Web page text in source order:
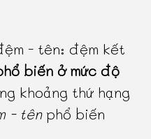
- tên: đệm kết
biến ở mức độ
khoảng thứ hạng
- tênphổ biến